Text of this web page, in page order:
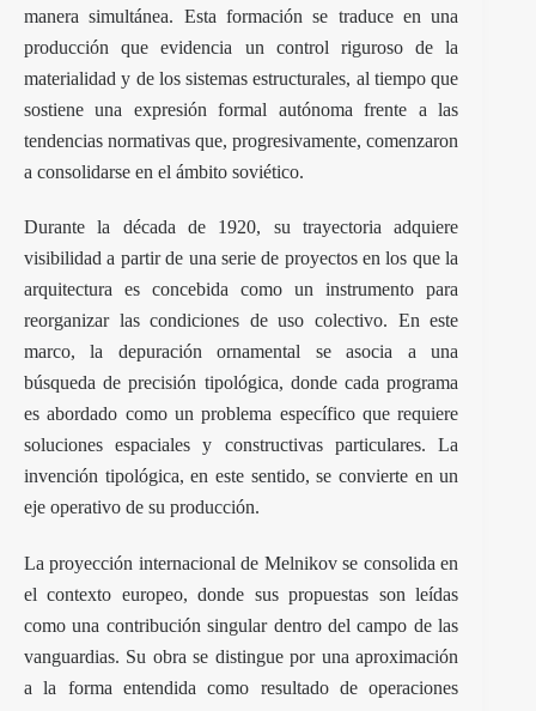
manera simultánea. Esta formación se traduce en una
producción que evidencia un control riguroso de la
materialidad y de los sistemas estructurales, al tiempo que
sostiene una expresión formal autónoma frente a las
tendencias normativas que, progresivamente, comenzaron
a consolidarse en el ámbito soviético.
Durante la década de 1920, su trayectoria adquiere
visibilidad a partir de una serie de proyectos en los que la
arquitectura es concebida como un instrumento para
reorganizar las condiciones de uso colectivo. En este
marco, la depuración ornamental se asocia a una
búsqueda de precisión tipológica, donde cada programa
es abordado como un problema específico que requiere
soluciones espaciales y constructivas particulares. La
invención tipológica, en este sentido, se convierte en un
eje operativo de su producción.
La proyección internacional de Melnikov se consolida en
el contexto europeo, donde sus propuestas son leídas
como una contribución singular dentro del campo de las
vanguardias. Su obra se distingue por una aproximación
a la forma entendida como resultado de operaciones